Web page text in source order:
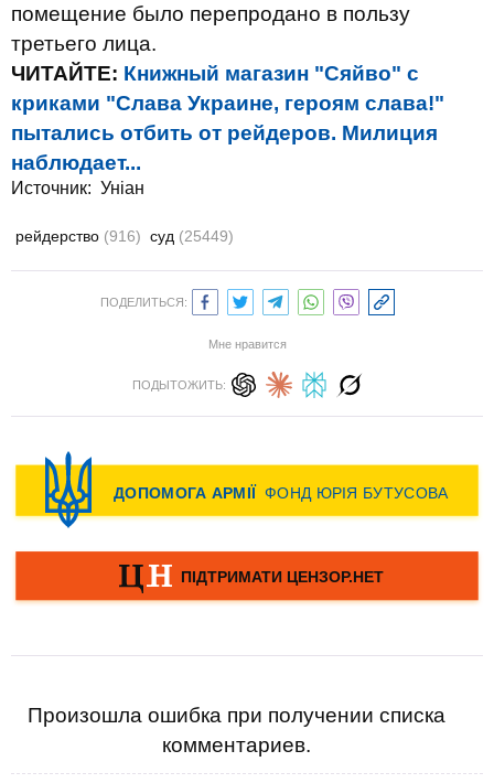
помещение было перепродано в пользу
третьего лица.
ЧИТАЙТЕ: Книжный магазин "Сяйво" с
криками "Слава Украине, героям слава!"
пытались отбить от рейдеров. Милиция
наблюдает...
Источник: Уніан
рейдерство (916) суд (25449)
ПОДЕЛИТЬСЯ:
Мне нравится
ПОДЫТОЖИТЬ:
Произошла ошибка при получении списка
комментариев.